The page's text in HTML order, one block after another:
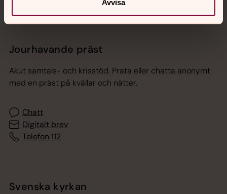
Avvisa
Jourhavande präst
Akut samtals- och krisstöd. Prata eller chatta anonymt
med en präst på kvällar och nätter.
Chatt
Digitalt brev
Telefon 112
Svenska kyrkan